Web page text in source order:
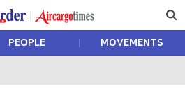
PEOPLE MOVEMENTS